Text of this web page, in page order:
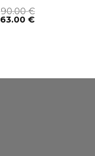
90.00€
63.00€